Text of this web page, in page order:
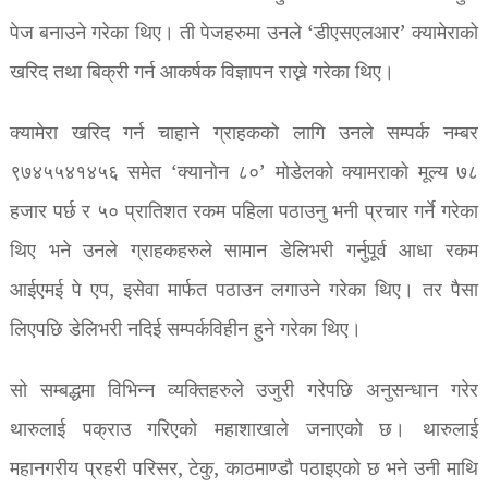
पेज बनाउने गरेका थिए। ती पेजहरुमा उनले ‘डीएसएलआर’ क्यामेराको
खरिद तथा बिक्री गर्न आकर्षक विज्ञापन राख्ने गरेका थिए।
क्यामेरा खरिद गर्न चाहाने ग्राहकको लागि उनले सम्पर्क नम्बर
९७४५५४१४५६ समेत ‘क्यानोन ८०’ मोडेलको क्यामराको मूल्य ७८
हजार पर्छ र ५० प्रातिशत रकम पहिला पठाउनु भनी प्रचार गर्ने गरेका
थिए भने उनले ग्राहकहरुले सामान डेलिभरी गर्नुपूर्व आधा रकम
आईएमई पे एप, इसेवा मार्फत पठाउन लगाउने गरेका थिए। तर पैसा
लिएपछि डेलिभरी नदिई सम्पर्कविहीन हुने गरेका थिए।
सो सम्बद्धमा विभिन्न व्यक्तिहरुले उजुरी गरेपछि अनुसन्धान गरेर
थारुलाई पक्राउ गरिएको महाशाखाले जनाएको छ। थारुलाई
महानगरीय प्रहरी परिसर, टेकु, काठमाण्डौ पठाइएको छ भने उनी माथि